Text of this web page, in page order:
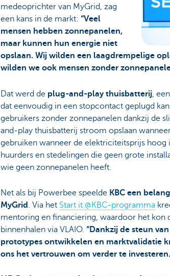
medeoprichter van MyGrid, zag
een kans in de markt: “Veel
mensen hebben zonnepanelen,
maar kunnen hun energie niet
opslaan. Wij wilden een laagdrempelige
wilden we ook mensen zonder
Dat werd de plug-and-play thuisbatterij,
dat eenvoudig in een stopcontact geplugd
gebruikers zonder zonnepanelen dankzij de
and-play thuisbatterij stroom opslaan
gebruiken wanneer de elektriciteitsprijs hoog
huurders en stedelingen die geen grote
wie geen zonnepanelen heeft.
Net als bij Powerbee speelde KBC een
MyGrid . Via het Start it @KBC-programma
mentoring en financiering, waardoor het kon
binnenhalen via VLAIO. “Dankzij de steun
prototypes ontwikkelen en marktvalidatie
ons het vertrouwen om verder te